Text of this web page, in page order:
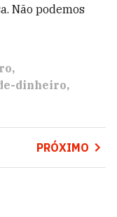
Não podemos
dinheiro
PRÓXIMO